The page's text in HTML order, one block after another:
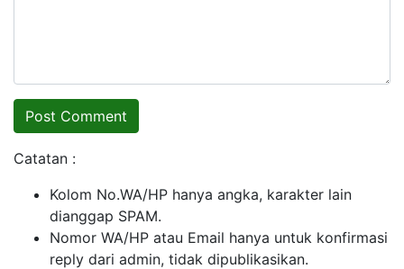
Catatan :
Kolom No.WA/HP hanya angka, karakter lain
dianggap SPAM.
Nomor WA/HP atau Email hanya untuk konfirmasi
reply dari admin, tidak dipublikasikan.